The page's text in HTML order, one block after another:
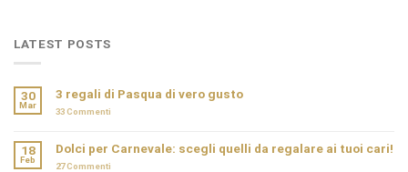
LATEST POSTS
30
Mar
3 regali di Pasqua di vero gusto
33Commenti
18
Feb
Dolci per Carnevale: scegli quelli da regalare ai tuoi cari!
27Commenti